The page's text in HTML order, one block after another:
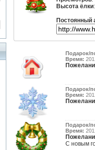
Высота ёлки
Постоянный
Подарок/
Время:
Подарок/
Время:
Подарок/
Время:
С новым